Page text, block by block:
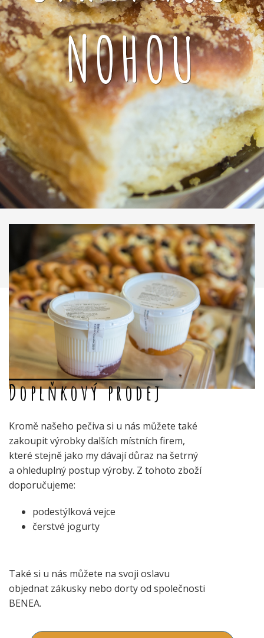
NOHOU
Doplňkový prodej
Kromě našeho pečiva si u nás můžete také
zakoupit výrobky dalších místních firem,
které stejně jako my dávají důraz na šetrný
a ohleduplný postup výroby. Z tohoto zboží
doporučujeme:
podestýlková vejce
čerstvé jogurty
Také si u nás můžete na svoji oslavu
objednat zákusky nebo dorty od společnosti
BENEA.